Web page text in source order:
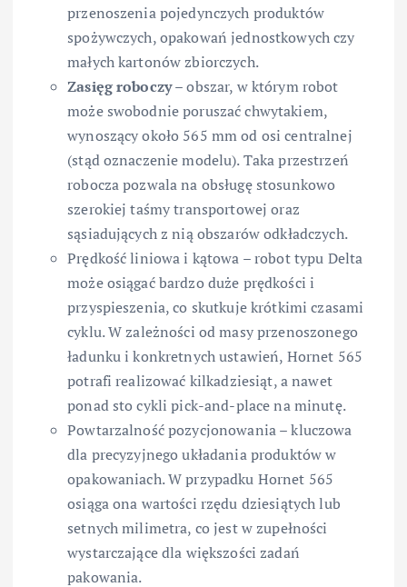
przenoszenia pojedynczych produktów
spożywczych, opakowań jednostkowych czy
małych kartonów zbiorczych.
Zasięg roboczy– obszar, w którym robot
może swobodnie poruszać chwytakiem,
wynoszący około 565 mm od osi centralnej
(stąd oznaczenie modelu). Taka przestrzeń
robocza pozwala na obsługę stosunkowo
szerokiej taśmy transportowej oraz
sąsiadujących z nią obszarów odkładczych.
Prędkość liniowa i kątowa – robot typu Delta
może osiągać bardzo duże prędkości i
przyspieszenia, co skutkuje krótkimi czasami
cyklu. W zależności od masy przenoszonego
ładunku i konkretnych ustawień, Hornet 565
potrafi realizować kilkadziesiąt, a nawet
ponad sto cykli pick-and-place na minutę.
Powtarzalność pozycjonowania – kluczowa
dla precyzyjnego układania produktów w
opakowaniach. W przypadku Hornet 565
osiąga ona wartości rzędu dziesiątych lub
setnych milimetra, co jest w zupełności
wystarczające dla większości zadań
pakowania.